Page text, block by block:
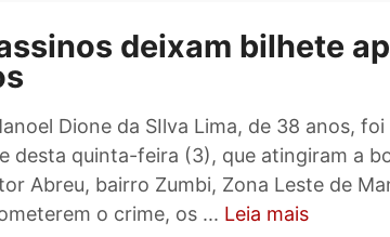
deixam
Manoel Dione da SIlva Lima, de 38
desta quinta-feira (3), que
Abreu, bairro Zumbi, Zona